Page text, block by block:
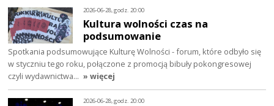
2026-06-28, godz. 20:00
Kultura wolności czas na
podsumowanie
Spotkania podsumowujące Kulturę Wolności - forum, które odbyło się
w styczniu tego roku, połączone z promocją bibuły pokongresowej
czyli wydawnictwa… » więcej
2026-06-28, godz. 20:00